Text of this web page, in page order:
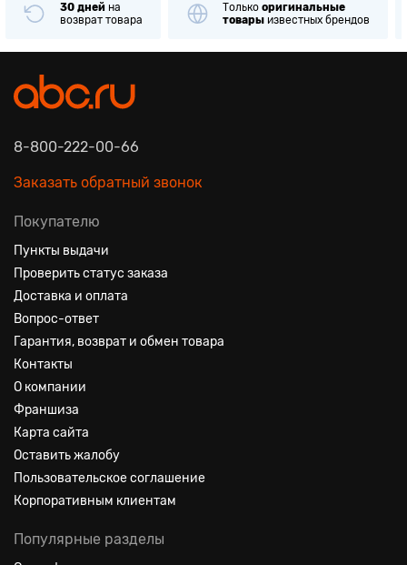
30 дней на
возврат товара
Только оригинальные
товары известных брендов
8-800-222-00-66
Заказать обратный звонок
Покупателю
Пункты выдачи
Проверить статус заказа
Доставка и оплата
Вопрос-ответ
Гарантия, возврат и обмен товара
Контакты
О компании
Франшиза
Карта сайта
Оставить жалобу
Пользовательское соглашение
Корпоративным клиентам
Популярные разделы